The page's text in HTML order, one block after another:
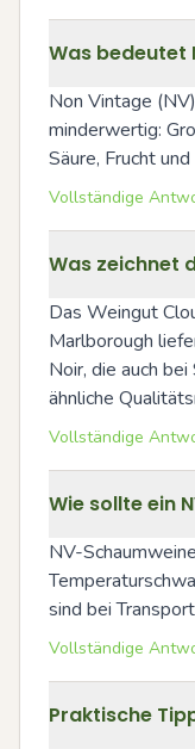
Was bedeutet
Non Vintage
minderwertig:
Säure, Frucht
Vollständige
Was zeichnet
Das Weingut
Marlborough
Noir, die auch
ähnliche
Vollständige
Wie sollte ein
NV-
sind bei
Vollständige
Praktische